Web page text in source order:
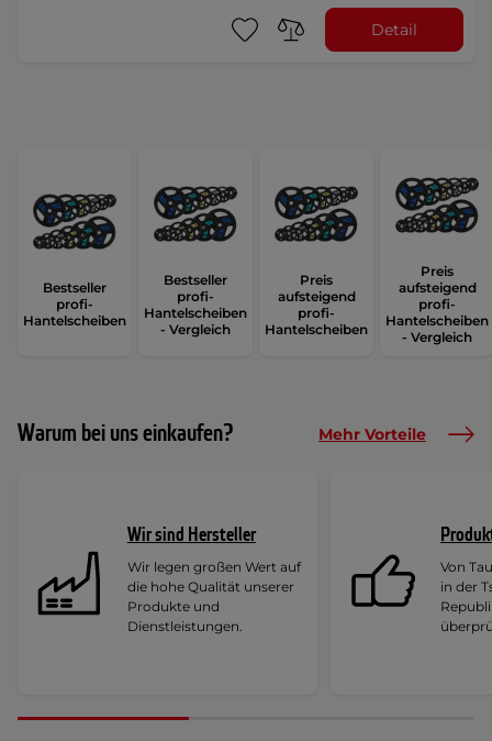
Detail
Bestseller
profi-
Hantelscheiben
Bestseller
profi-
Hantelscheiben
- Vergleich
Preis
aufsteigend
profi-
Hantelscheiben
Preis
aufsteigend
profi-
Hantelscheiben
- Vergleich
Warum bei uns einkaufen? Mehr Vorteile
Wir sind Hersteller
Wir legen großen Wert auf
die hohe Qualität unserer
Produkte und
Dienstleistungen.
Von
in der